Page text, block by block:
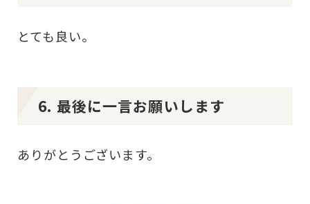
とても良い。
6. 最後に一言お願いします
ありがとうございます。